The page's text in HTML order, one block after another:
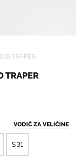
TRAPER
TRAPER
VODIČ ZA VELIČINE
S31